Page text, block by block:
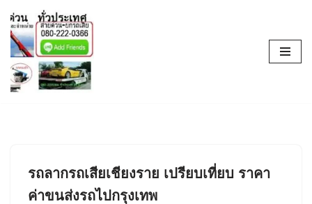
Skip
to
content
รถลากรถเสียเชียงราย เปรียบเที่ยบ ราคา
ค่าขนส่งรถไปกรุงเทพ